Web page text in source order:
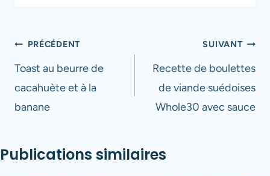
Navigation
de
l’article
PRÉCÉDENT
Toast au beurre de
cacahuète et à la
banane
SUIVANT
Recette de boulettes
de viande suédoises
Whole30 avec sauce
Publications similaires